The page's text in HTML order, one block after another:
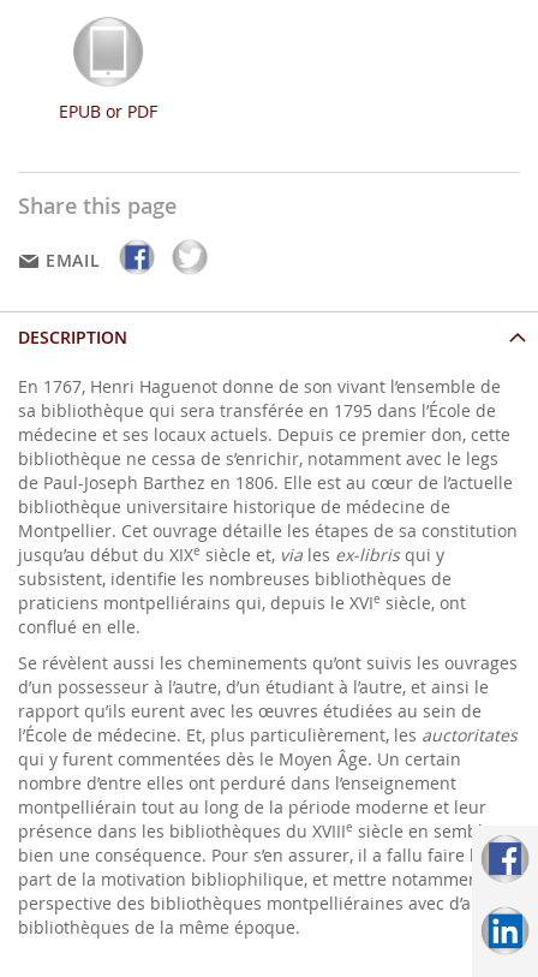
EPUB or PDF
Share this page
EMAIL
DESCRIPTION
En 1767, Henri Haguenot donne de son vivant l’ensemble de
sa bibliothèque qui sera transférée en 1795 dans l’École de
médecine et ses locaux actuels. Depuis ce premier don, cette
bibliothèque ne cessa de s’enrichir, notamment avec le legs
de Paul-Joseph Barthez en 1806. Elle est au cœur de l’actuelle
bibliothèque universitaire historique de médecine de
Montpellier. Cet ouvrage détaille les étapes de sa constitution
jusqu’au début du XIXe siècle et, via les ex-librisqui y
subsistent, identifie les nombreuses bibliothèques de
praticiens montpelliérains qui, depuis le XVIe siècle, ont
conflué en elle.
Se révèlent aussi les cheminements qu’ont suivis les ouvrages
d’un possesseur à l’autre, d’un étudiant à l’autre, et ainsi le
rapport qu’ils eurent avec les œuvres étudiées au sein de
l’École de médecine. Et, plus particulièrement, les auctoritates
qui y furent commentées dès le Moyen Âge. Un certain
nombre d’entre elles ont perduré dans l’enseignement
montpelliérain tout au long de la période moderne et leur
présence dans les bibliothèques du XVIIIe siècle en semble
bien une conséquence. Pour s’en assurer, il a fallu faire la
part de la motivation bibliophilique, et mettre notamment en
perspective des bibliothèques montpelliéraines avec d’autres
bibliothèques de la même époque.